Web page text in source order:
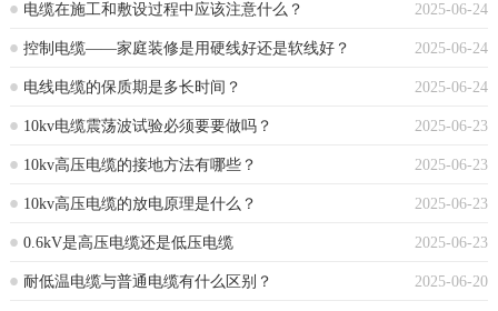
2025-06-24
电缆在施工和敷设过程中应该注意什么？
2025-06-24
控制电缆——家庭装修是用硬线好还是软线好？
2025-06-24
电线电缆的保质期是多长时间？
2025-06-23
10kv电缆震荡波试验必须要要做吗？
2025-06-23
10kv高压电缆的接地方法有哪些？
2025-06-23
10kv高压电缆的放电原理是什么？
2025-06-23
0.6kV是高压电缆还是低压电缆
2025-06-20
耐低温电缆与普通电缆有什么区别？